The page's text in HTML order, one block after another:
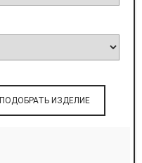
ПОДОБРАТЬ ИЗДЕЛИЕ